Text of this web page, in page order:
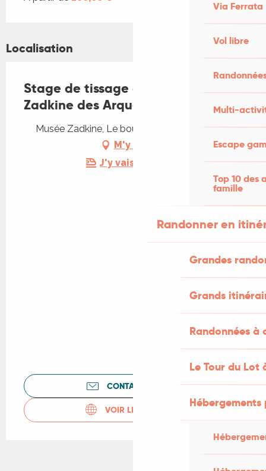
Via Ferrata
Vol libre
Multi-
Escape
Top 10 des
famille
Randonner en
Grandes
Grands
Randonnées
Le Tour du Lot
Localisation
Stage de tissage au musée
Zadkine des Arques
Musée Zadkine, Le bourg, 46250 Les Arques
M'y rendre
J'y vais en train !
CONTACTEZ-NOUS
VOIR LES SITES WEB